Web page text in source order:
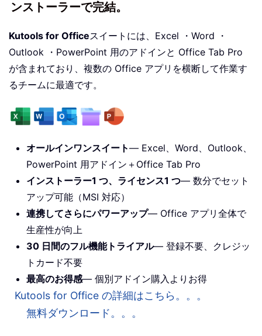
ンストーラーで完結。
Kutools for Officeスイートには、Excel ・Word ・
Outlook ・PowerPoint 用のアドインと Office Tab Pro
が含まれており、複数の Office アプリを横断して作業す
るチームに最適です。
オールインワンスイート— Excel、Word、Outlook、
PowerPoint 用アドイン＋Office Tab Pro
インストーラー1 つ、ライセンス1 つ— 数分でセット
アップ可能（MSI 対応）
連携してさらにパワーアップ— Office アプリ全体で
生産性が向上
30 日間のフル機能トライアル— 登録不要、クレジッ
トカード不要
最高のお得感— 個別アドイン購入よりお得
Kutools for Office の詳細はこちら。。。
無料ダウンロード。。。